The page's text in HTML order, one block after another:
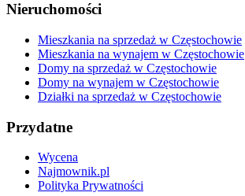
Nieruchomości
Mieszkania na sprzedaż w Częstochowie
Mieszkania na wynajem w Częstochowie
Domy na sprzedaż w Częstochowie
Domy na wynajem w Częstochowie
Działki na sprzedaż w Częstochowie
Przydatne
Wycena
Najmownik.pl
Polityka Prywatności